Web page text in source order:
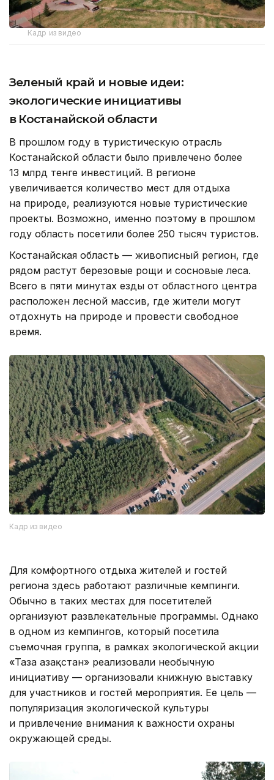
Кадр из видео
Зеленый край и новые идеи:
экологические инициативы
в Костанайской области
В прошлом году в туристическую отрасль
Костанайской области было привлечено более
13 млрд тенге инвестиций. В регионе
увеличивается количество мест для отдыха
на природе, реализуются новые туристические
проекты. Возможно, именно поэтому в прошлом
году область посетили более 250 тысяч туристов.
Костанайская область — живописный регион, где
рядом растут березовые рощи и сосновые леса.
Всего в пяти минутах езды от областного центра
расположен лесной массив, где жители могут
отдохнуть на природе и провести свободное
время.
Кадр из видео
Для комфортного отдыха жителей и гостей
региона здесь работают различные кемпинги.
Обычно в таких местах для посетителей
организуют развлекательные программы. Однако
в одном из кемпингов, который посетила
съемочная группа, в рамках экологической акции
«Таза Қазақстан» реализовали необычную
инициативу — организовали книжную выставку
для участников и гостей мероприятия. Ее цель —
популяризация экологической культуры
и привлечение внимания к важности охраны
окружающей среды.